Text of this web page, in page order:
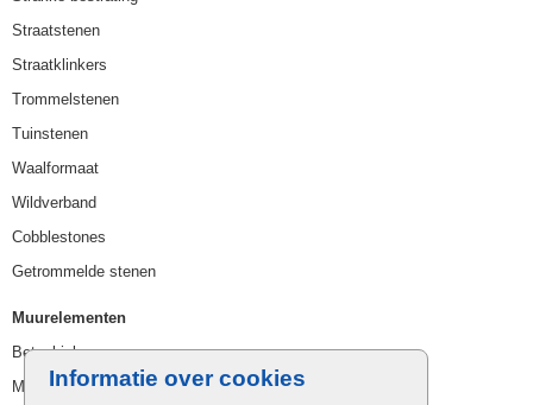
Informatie over cookies
Straatstenen
Straatklinkers
Trommelstenen
Tuinstenen
Waalformaat
Wildverband
Cobblestones
Getrommelde stenen
Muurelementen
Betonbielzen
Muurstenen